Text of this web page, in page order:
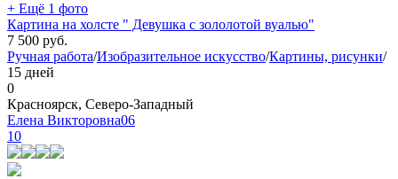
+ Ещё 1 фото
Картина на холсте " Девушка с зололотой вуалью"
7 500 руб.
Ручная работа/Изобразительное искусство/Картины, рисунки/
15 дней
0
Красноярск, Северо-Западный
Елена Викторовна06
10